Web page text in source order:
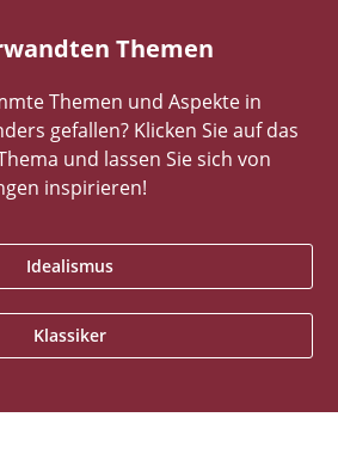
Themen
Themen und Aspekte in
gefallen? Klicken Sie auf das
und lassen Sie sich von
inspirieren!
Idealismus
Klassiker